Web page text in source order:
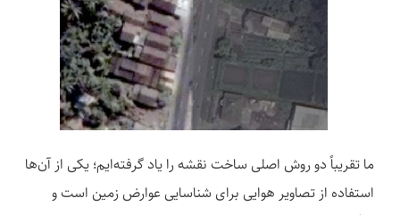
ما تقریباً دو روش اصلی ساخت نقشه را یاد گرفته‌ایم؛ یکی از آن‌ها
استفاده از تصاویر هوایی برای شناسایی عوارض زمین است و